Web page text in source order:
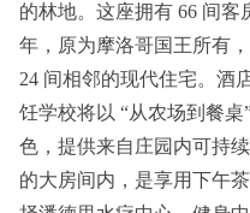
的林地。这座拥有 66 间客
年，原为摩洛哥国王所有
24 间相邻的现代住宅。酒
饪学校将以 “从农场到餐桌
色，提供来自庄园内可持
的大房间内，是享用下午